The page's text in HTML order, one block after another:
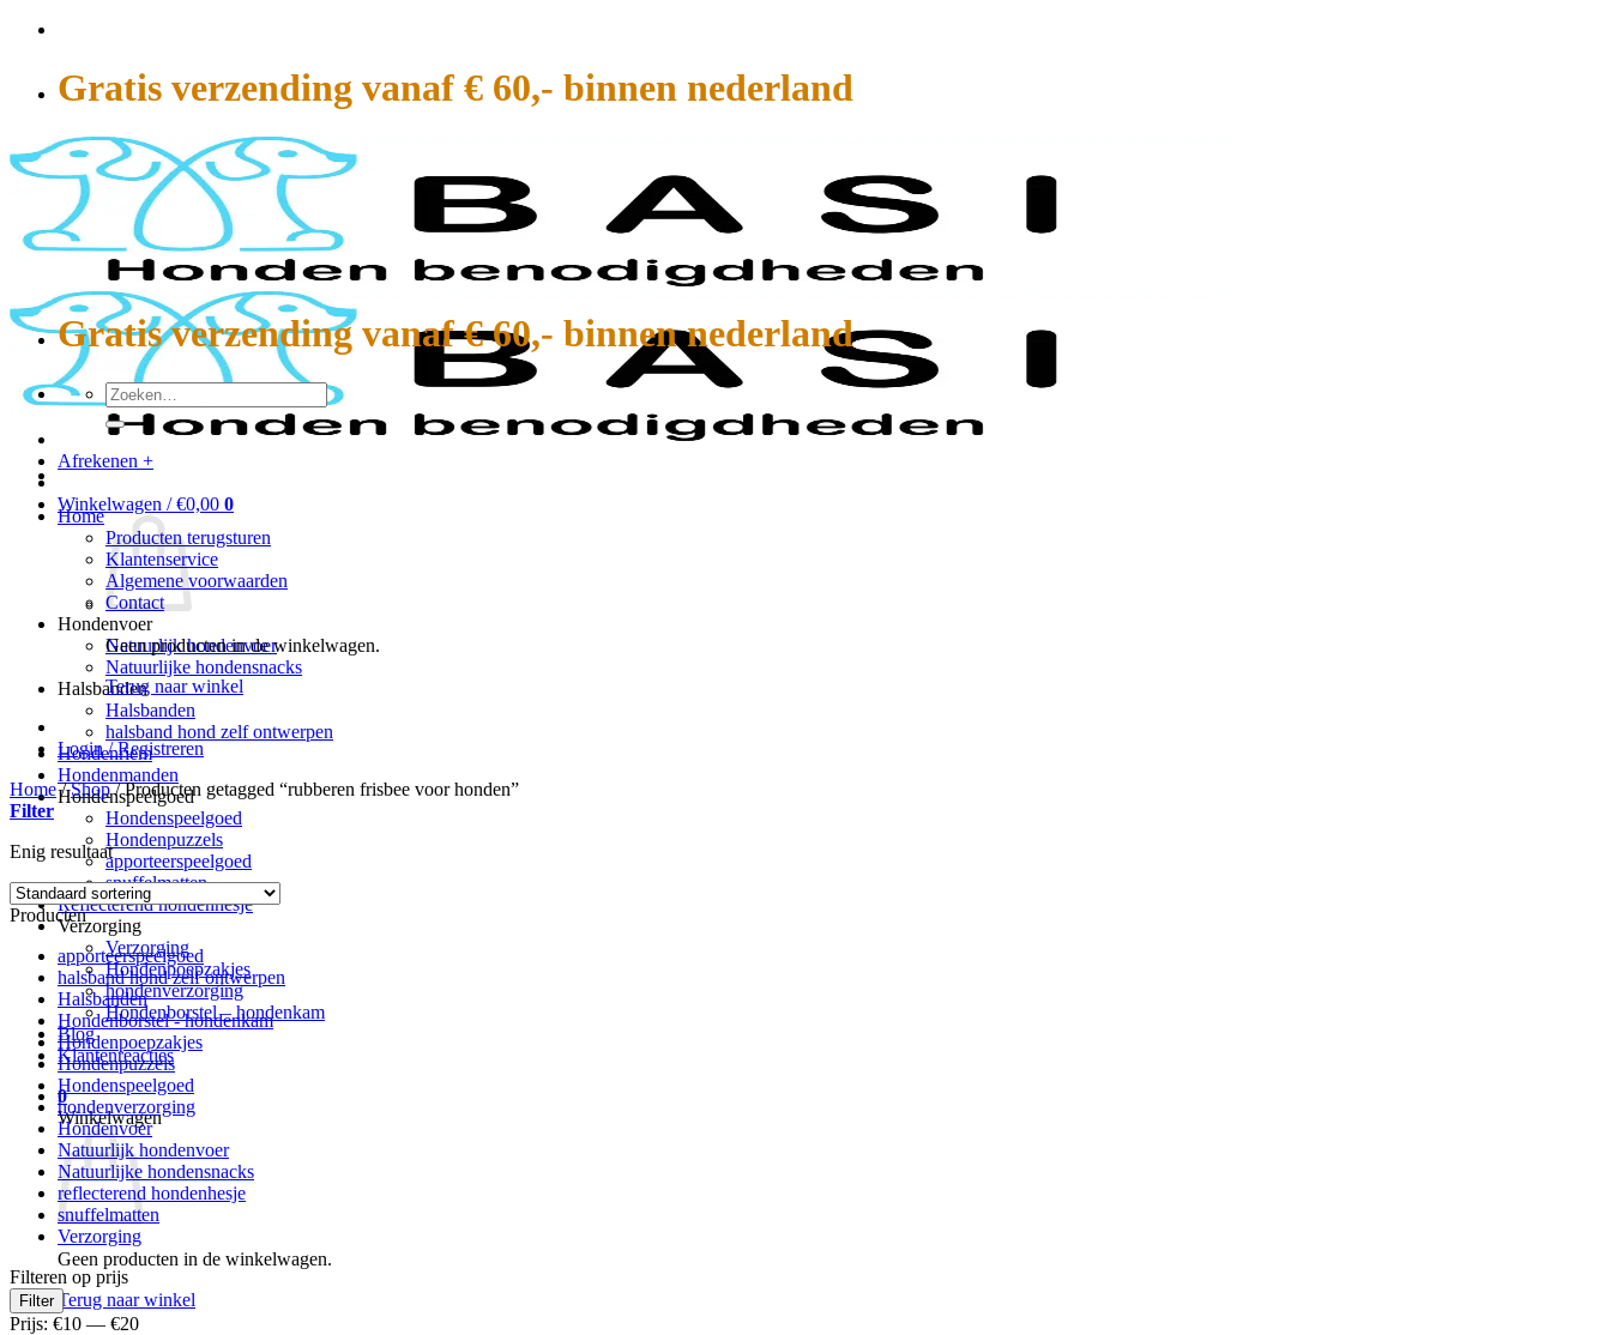
Gratis verzending vanaf € 60,- binnen nederland
Home
Producten terugsturen
Klantenservice
Algemene voorwaarden
Contact
Hondenvoer
Natuurlijk hondenvoer
Natuurlijke hondensnacks
Halsbanden
Halsbanden
halsband hond zelf ontwerpen
Hondenriem
Hondenmanden
Hondenspeelgoed
Hondenspeelgoed
Hondenpuzzels
apporteerspeelgoed
snuffelmatten
Reflecterend hondenhesje
Verzorging
Verzorging
Hondenpoepzakjes
hondenverzorging
Hondenborstel – hondenkam
Blog
Klantenreacties
0
Winkelwagen
Geen producten in de winkelwagen.
Terug naar winkel
Gratis verzending vanaf € 60,- binnen nederland
Zoeken
naar:
Afrekenen +
Winkelwagen /€0,00 0
Geen producten in de winkelwagen.
Terug naar winkel
Login / Registreren
Home / Shop /Producten getagged “rubberen frisbee voor honden”
Filter
Enig resultaat
Producten
apporteerspeelgoed
halsband hond zelf ontwerpen
Halsbanden
Hondenborstel - hondenkam
Hondenpoepzakjes
Hondenpuzzels
Hondenspeelgoed
hondenverzorging
Hondenvoer
Natuurlijk hondenvoer
Natuurlijke hondensnacks
reflecterend hondenhesje
snuffelmatten
Verzorging
Filteren op prijs
Min.
prijs
Max.
prijs
Filter
Prijs: €10 — €20